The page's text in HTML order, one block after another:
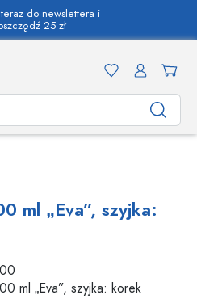
do newslettera i
25 zł
ml „Eva”, szyjka: